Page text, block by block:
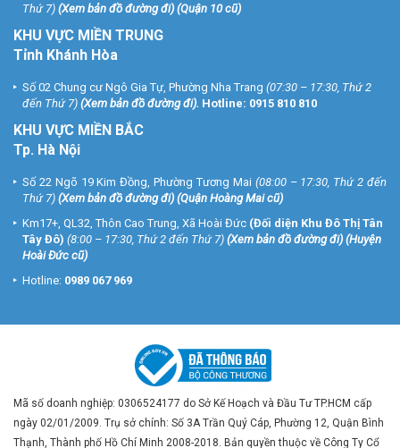
Thứ 7) (Xem bản đồ đường đi) (Quận 10 cũ)
KHU VỰC MIỀN TRUNG
Tỉnh Khánh Hòa
Số 02 Chung cư Ngô Gia Tự, Phường Nha Trang (07:30 – 17:30, Thứ 2
đến Thứ 7) (Xem bản đồ đường đi). Hotline: 0915 810 810
KHU VỰC MIỀN BẮC
Tp. Hà Nội
Số 22 Ngõ 19 Kim Đồng, Phường Tương Mai (08:00 – 17:30, Thứ 2 đến
Thứ 7) (Xem bản đồ đường đi) (Quận Hoàng Mai cũ)
Km17+, QL32, Thôn Cao Trung, Xã Hoài Đức (Đối diện Khu Đô Thị Tân
Tây Đô) (8:00 – 17:30, Thứ 2 đến Thứ 7) (Xem bản đồ đường đi) (Huyện
Hoài Đức cũ)
Hotline: 0989 067 969
Mã số doanh nghiệp: 0306524177 do Sở Kế Hoạch và Đầu Tư TP.HCM cấp
ngày 02/01/2009. Trụ sở chính: Số 3A Trần Quý Cáp, Phường 12, Quận Bình
Thạnh, Thành phố Hồ Chí Minh 2008-2018. Bản quyền thuộc về Công Ty Cổ